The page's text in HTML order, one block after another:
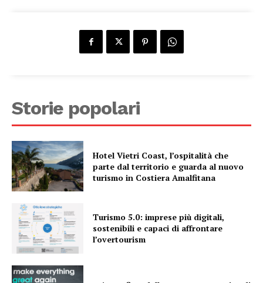
Storie popolari
Hotel Vietri Coast, l’ospitalità che
parte dal territorio e guarda al nuovo
turismo in Costiera Amalfitana
Turismo 5.0: imprese più digitali,
sostenibili e capaci di affrontare
l’overtourism